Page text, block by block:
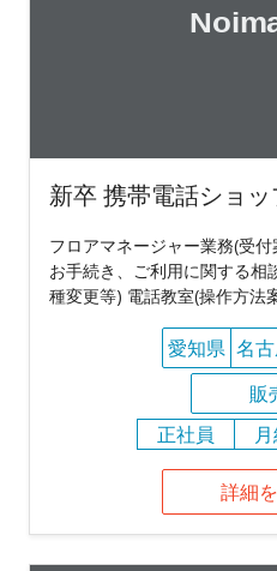
新卒 携帯電話ショ
フロアマネージャー業務(受
お手続き、ご利用に関する相
種変更等) 電話教室(操作方法
愛知県 名
販
正社員
詳細